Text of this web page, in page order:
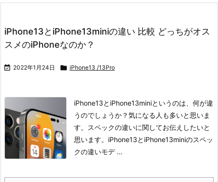
iPhone13とiPhone13miniの違い 比較 どっちがオス
スメのiPhoneなのか？
 2022年1月24日  iPhone13 /13Pro
iPhone13とiPhone13miniというのは、何が違
うのでしょうか？気になる人も多いと思いま
す。スペックの違いに関してお伝えしたいと
思います。 iPhone13とiPhone13miniのスペッ
クの違いモデ ...